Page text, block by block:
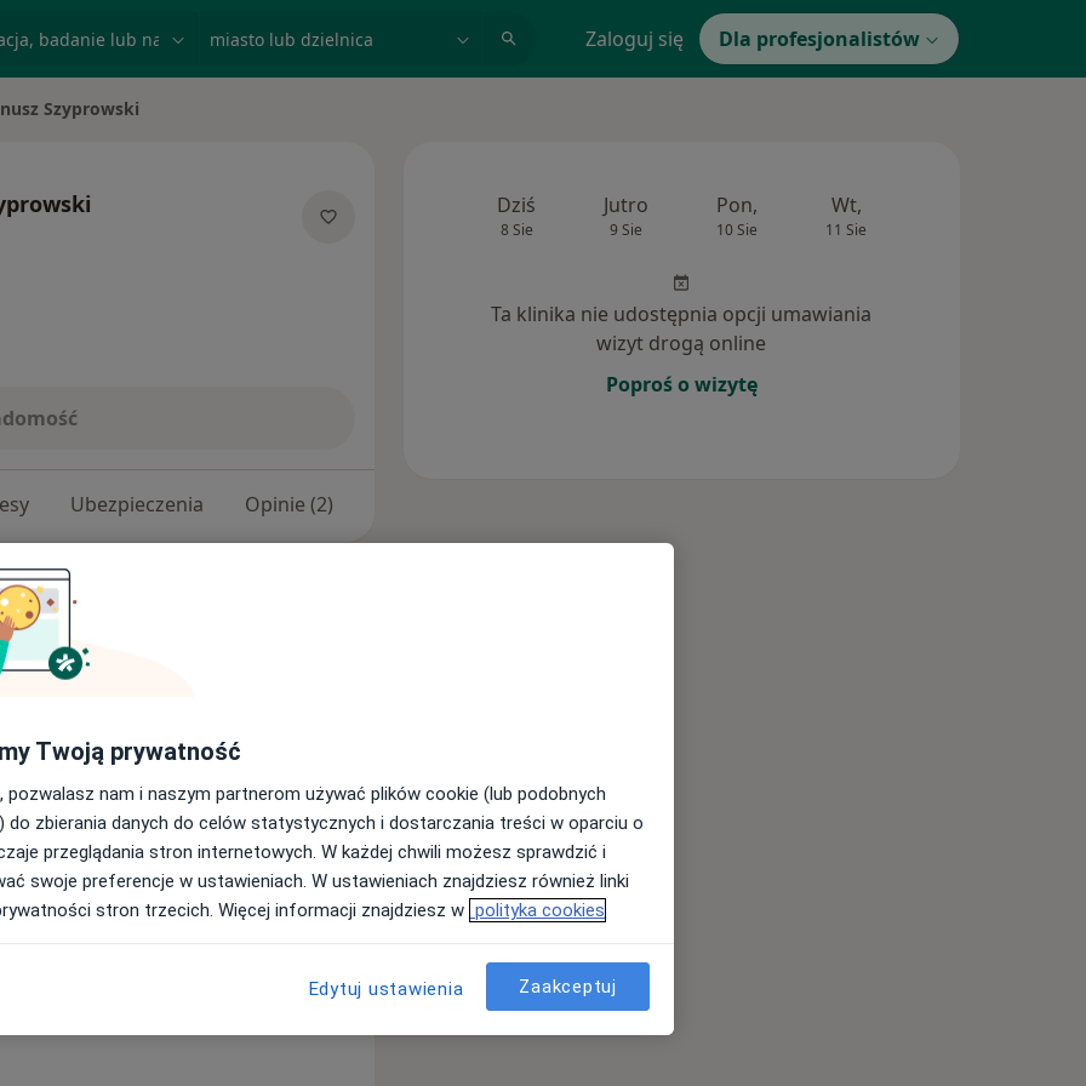
Zaloguj się Dla profesjonalistów
Szyprowski
Ubezpieczenia Opinie (2)
specjalizującym się w chirurgii
doświadczenie w zakresie
mnie oddziałach klinicznych
Traumatologii Narządu
seminariach naukowych (krajowych
się diagnozowaniem oraz
(narządów ruchu), urazów
Dziś
8 Sie
Jutro
9 Sie
Pon,
10 Sie
Wt,
11 Sie
Ta klinika nie udostępnia opcji umawiania
wizyt drogą online
Poproś o wizytę
Twoją prywatność
pozwalasz nam i naszym partnerom używać plików cookie (lub podobnych
do zbierania danych do celów statystycznych i dostarczania treści w oparciu o
przeglądania stron internetowych. W każdej chwili możesz sprawdzić i
swoje preferencje w ustawieniach. W ustawieniach znajdziesz również linki
stron trzecich. Więcej informacji znajdziesz w polityka cookies
Edytuj ustawienia Zaakceptuj